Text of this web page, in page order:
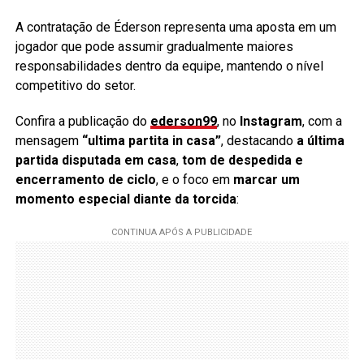
A contratação de Éderson representa uma aposta em um
jogador que pode assumir gradualmente maiores
responsabilidades dentro da equipe, mantendo o nível
competitivo do setor.
Confira a publicação do ederson99, no Instagram, com a
mensagem “ultima partita in casa”, destacando a última
partida disputada em casa, tom de despedida e
encerramento de ciclo, e o foco em marcar um
momento especial diante da torcida: